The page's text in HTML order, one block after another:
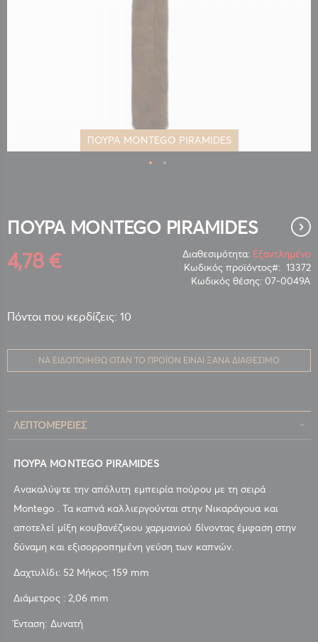
ΠΟΥΡΑ MONTEGO PIRAMIDES
της
συλλογής
ΠΟΥΡΑ MONTEGO PIRAMIDES
4,78 € Διαθεσιμότητα: Εξαντλημένο
Κωδικός προϊόντος
13372
Κωδικός θέσης: 07-0049Α
Πόντοι που κερδίζεις: 10
ΝΑ ΕΙΔΟΠΟΙΗΘΏ ΌΤΑΝ ΤΟ ΠΡΟΪΌΝ ΕΊΝΑΙ ΞΑΝΆ ΔΙΑΘΈΣΙΜΟ
ΛΕΠΤΟΜΈΡΕΙΕΣ
ΠΟΥΡΑ MONTEGO PIRAMIDES
Ανακαλύψτε την απόλυτη εμπειρία πούρου με τη σειρά
Montego . Τα καπνά καλλιεργούνται στην Νικαράγουα και
αποτελεί μίξη κουβανέζικου χαρμανιού δίνοντας έμφαση στην
δύναμη και εξισορροπημένη γεύση των καπνών.
Δαχτυλίδι: 52 Μήκος: 159 mm
Διάμετρος : 2,06 mm
Ένταση: Δυνατή